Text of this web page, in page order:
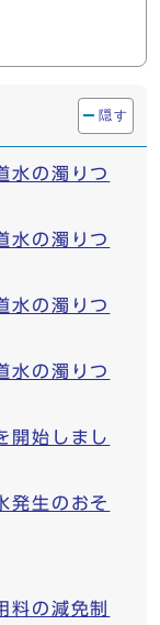
隠す
水の濁りつ
水の濁りつ
水の濁りつ
水の濁りつ
開始しまし
発生のおそ
料の減免制